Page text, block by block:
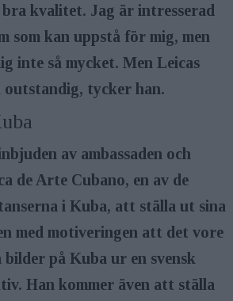
kvalitet. Jag är intresserad
som kan uppstå för mig, men
inte så mycket. Men Leicas
tycker han.
av ambassaden och
de Arte Cubano, en av de
i Kuba, att ställa ut sina
med motiveringen att det vore
på Kuba ur en svensk
Han kommer även att ställa